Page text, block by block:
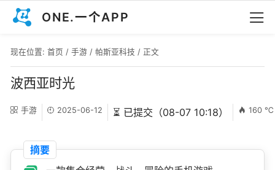
ONE.一个APP
现在位置: 首页 / 手游 / 帕斯亚科技 / 正文
波西亚时光
手游 2025-06-12 ⏳ 已提交（08-07 10:18） 160 ℃
摘要